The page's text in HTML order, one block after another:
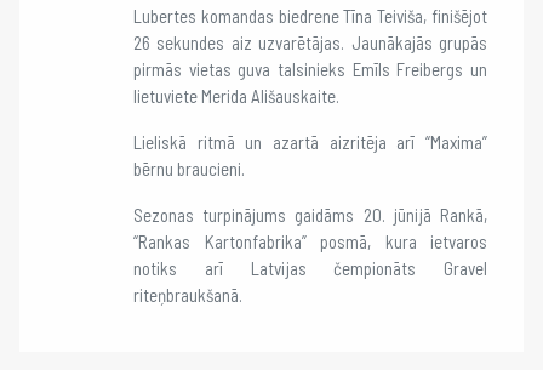
Lubertes komandas biedrene Tīna Teiviša, finišējot
26 sekundes aiz uzvarētājas. Jaunākajās grupās
pirmās vietas guva talsinieks Emīls Freibergs un
lietuviete Merida Ališauskaite.
Lieliskā ritmā un azartā aizritēja arī “Maxima”
bērnu braucieni.
Sezonas turpinājums gaidāms 20. jūnijā Rankā,
“Rankas Kartonfabrika” posmā, kura ietvaros
notiks arī Latvijas čempionāts Gravel
riteņbraukšanā.